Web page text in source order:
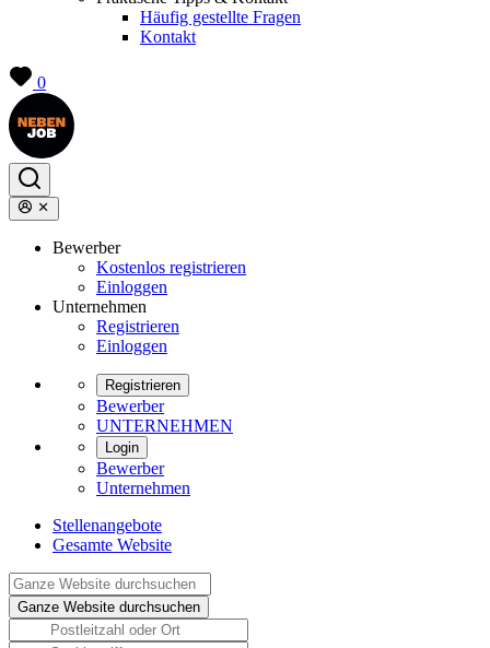
Häufig gestellte Fragen
Kontakt
0
Bewerber
Kostenlos registrieren
Einloggen
Unternehmen
Registrieren
Einloggen
Registrieren
Bewerber
UNTERNEHMEN
Login
Bewerber
Unternehmen
Stellenangebote
Gesamte Website